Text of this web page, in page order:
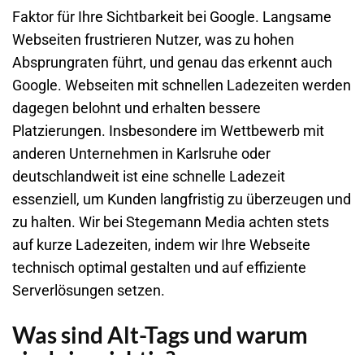
Faktor für Ihre Sichtbarkeit bei Google. Langsame
Webseiten frustrieren Nutzer, was zu hohen
Absprungraten führt, und genau das erkennt auch
Google. Webseiten mit schnellen Ladezeiten werden
dagegen belohnt und erhalten bessere
Platzierungen. Insbesondere im Wettbewerb mit
anderen Unternehmen in Karlsruhe oder
deutschlandweit ist eine schnelle Ladezeit
essenziell, um Kunden langfristig zu überzeugen und
zu halten. Wir bei Stegemann Media achten stets
auf kurze Ladezeiten, indem wir Ihre Webseite
technisch optimal gestalten und auf effiziente
Serverlösungen setzen.
Was sind Alt-Tags und warum